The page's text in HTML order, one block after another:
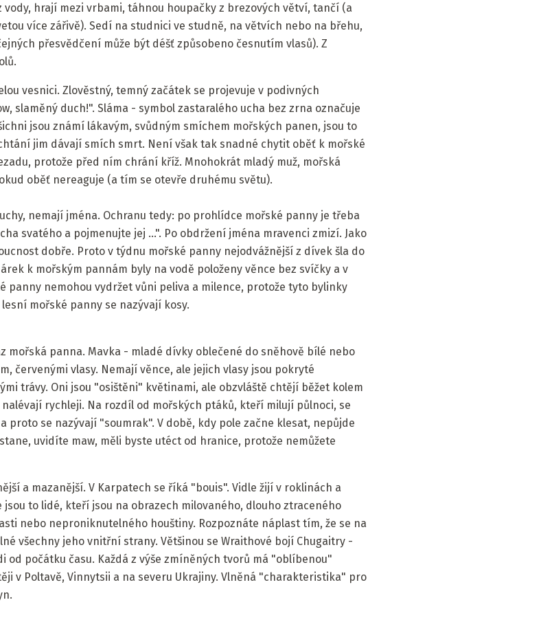
hrají mezi vrbami, táhnou houpačky z brezových větví, tančí (a
více zářivě). Sedí na studnici ve studně, na větvích nebo na břehu,
přesvědčení může být déšť způsobeno česnutím vlasů). Z
vesnici. Zlověstný, temný začátek se projevuje v podivných
slaměný duch!". Sláma - symbol zastaralého ucha bez zrna označuje
jsou známí lákavým, svůdným smíchem mořských panen, jsou to
jim dávají smích smrt. Není však tak snadné chytit oběť k mořské
protože před ním chrání kříž. Mnohokrát mladý muž, mořská
oběť nereaguje (a tím se otevře druhému světu).
nemají jména. Ochranu tedy: po prohlídce mořské panny je třeba
svatého a pojmenujte jej ...". Po obdržení jména mravenci zmizí. Jako
dobře. Proto v týdnu mořské panny nejodvážnější z dívek šla do
k mořským pannám byly na vodě položeny věnce bez svíčky a v
panny nemohou vydržet vůni peliva a milence, protože tyto bylinky
mořské panny se nazývají kosy.
mořská panna. Mavka - mladé dívky oblečené do sněhově bílé nebo
červenými vlasy. Nemají věnce, ale jejich vlasy jsou pokryté
trávy. Oni jsou "osištěni" květinami, ale obzvláště chtějí běžet kolem
rychleji. Na rozdíl od mořských ptáků, kteří milují půlnoci, se
proto se nazývají "soumrak". V době, kdy pole začne klesat, nepůjde
uvidíte maw, měli byste utéct od hranice, protože nemůžete
a mazanější. V Karpatech se říká "bouis". Vidle žijí v roklinách a
jsou to lidé, kteří jsou na obrazech milovaného, ​​dlouho ztraceného
nebo neproniknutelného houštiny. Rozpoznáte náplast tím, že se na
všechny jeho vnitřní strany. Většinou se Wraithové bojí Chugaitry -
počátku času. Každá z výše zmíněných tvorů má "oblíbenou"
v Poltavě, Vinnytsii a na severu Ukrajiny. Vlněná "charakteristika" pro